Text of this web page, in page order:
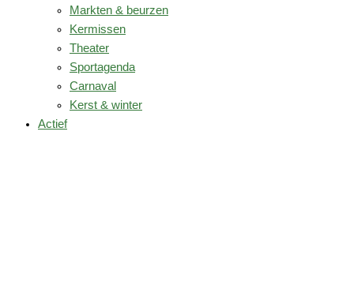
Markten & beurzen
Kermissen
Theater
Sportagenda
Carnaval
Kerst & winter
Actief